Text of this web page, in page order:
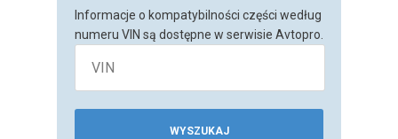
Informacje o kompatybilności części według
numeru VIN są dostępne w serwisie Avtopro.
WYSZUKAJ